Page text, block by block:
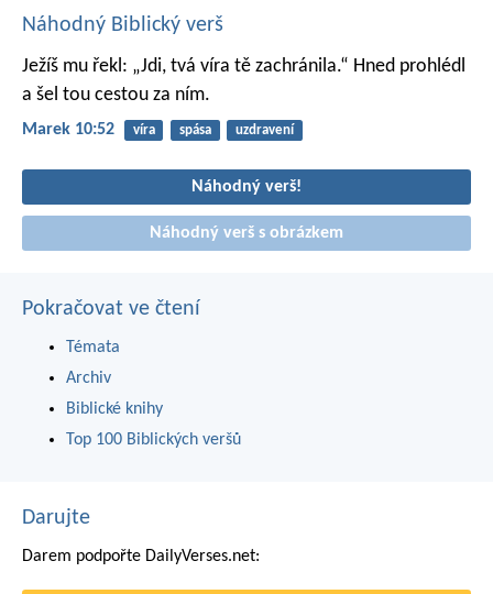
Náhodný Biblický verš
Ježíš mu řekl: „Jdi, tvá víra tě zachránila.“ Hned prohlédl
a šel tou cestou za ním.
Marek 10:52 víra spása uzdravení
Náhodný verš!
Náhodný verš s obrázkem
Pokračovat ve čtení
Témata
Archiv
Biblické knihy
Top 100 Biblických veršů
Darujte
Darem podpořte DailyVerses.net: